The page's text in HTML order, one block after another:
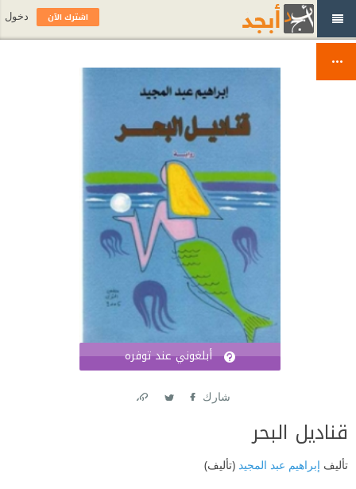
أبلغوني عند توفره
شارك
قناديل البحر
تأليف إبراهيم عبد المجيد (تأليف)
اشترك الآن دخول